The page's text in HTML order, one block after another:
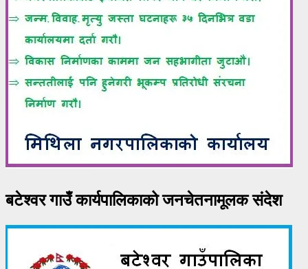
बटेश्वर गाउँ कार्यपालिकाको जनचेतनामूलक संदेश